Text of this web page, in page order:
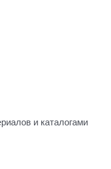
и каталогами